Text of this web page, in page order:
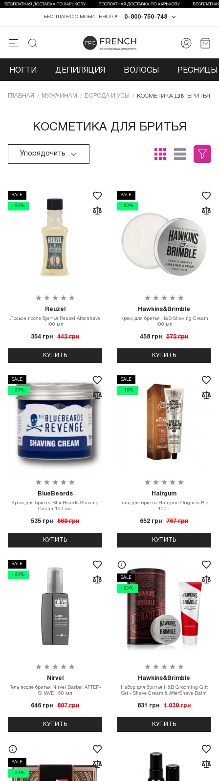
0-800-750-748
БЕСПЛАТНО С МОБИЛЬНОГО!
НОГТИ ДЕПИЛЯЦИЯ ВОЛОСЫ РЕСНИЦЫ
ГЛАВНАЯ МУЖЧИНАМ БОРОДА И УСЫ КОСМЕТИКА ДЛЯ БРИТЬЯ
КОСМЕТИКА ДЛЯ БРИТЬЯ
Упорядочить
SALE
- 20%
Reuzel
Лосьон после бритья Reuzel Aftershave
100 мл
354 грн 442 грн
КУПИТЬ
SALE
- 20%
Hawkins&Brimble
Крем для бритья H&B Shaving Cream
100 мл
458 грн 572 грн
КУПИТЬ
SALE
- 20%
BlueBeards
Крем для бритья BlueBeards Shaving
Cream 150 мл
535 грн 669 грн
КУПИТЬ
SALE
- 15%
Hairgum
Гель для бритья Hairgum Origines Bio
100 г
652 грн 767 грн
КУПИТЬ
SALE
- 20%
Nirvel
Гель после бритья Nirvel Barber AFTER-
SHAVE 150 мл
646 грн 807 грн
КУПИТЬ
SALE
- 20%
Hawkins&Brimble
Набор для бритья H&B Grooming Gift
Set - Shave Cream & AfterShave Balm
831 грн 1 039 грн
КУПИТЬ
SALE
- 20%